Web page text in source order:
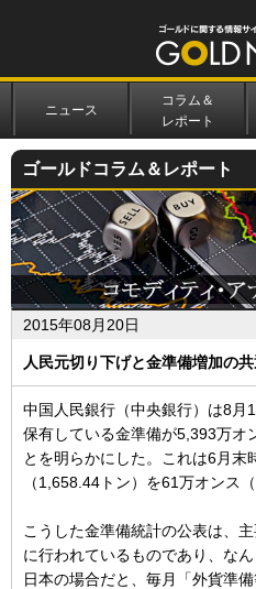
ニュース
コラム＆
レポート
ゴールドコラム＆レポート
2015年08月20日
人民元切り下げと金準備増加の
中国人民銀行（中央銀行）は8月
保有している金準備が5,393万オ
とを明らかにした。これは6月末
（1,658.44トン）を61万オンス
こうした金準備統計の公表は、
に行われているものであり、な
日本の場合だと、毎月「外貨準